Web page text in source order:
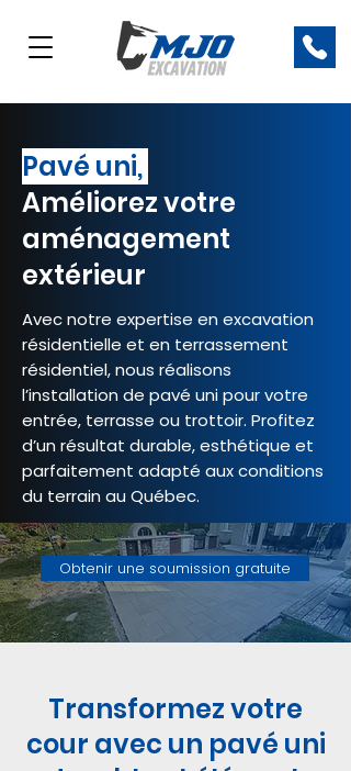
Pavé uni,
Améliorez votre
aménagement
extérieur
Avec notre expertise en excavation
résidentielle et en terrassement
résidentiel, nous réalisons
l’installation de pavé uni pour votre
entrée, terrasse ou trottoir. Profitez
d’un résultat durable, esthétique et
parfaitement adapté aux conditions
du terrain au Québec.
Obtenir une soumission gratuite
Transformez votre
cour avec un pavé uni